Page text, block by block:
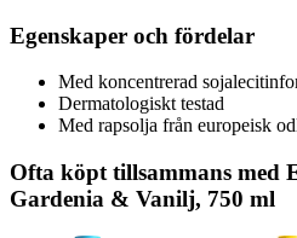
Egenskaper och fördelar
Med koncentrerad
Dermatologiskt testad
Med rapsolja från europeisk
Ofta köpt tillsammans med
Gardenia & Vanilj, 750 ml